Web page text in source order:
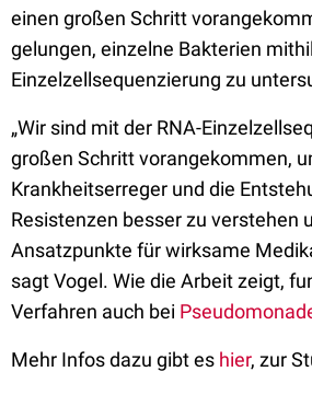
einen großen Schritt
gelungen, einzelne Bakterien
Einzelzellsequenzierung zu
„Wir sind mit der RNA-
großen Schritt vorangekommen,
Krankheitserreger und die
Resistenzen besser zu verstehen
Ansatzpunkte für wirksame
sagt Vogel. Wie die Arbeit zeigt,
Verfahren auch bei
Mehr Infos dazu gibt es hier, zur